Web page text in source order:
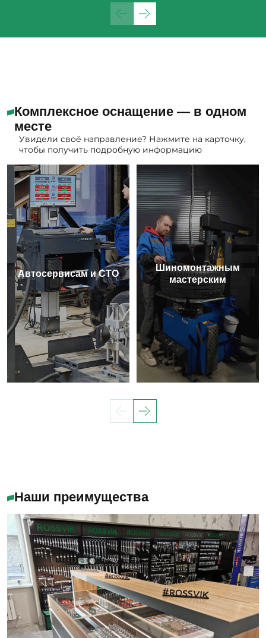
Комплексное оснащение — в одном
месте
Увидели своё направление? Нажмите на карточку,
чтобы получить подробную информацию
Автосервисам и СТО
Шиномонтажным
мастерским
Наши преимущества